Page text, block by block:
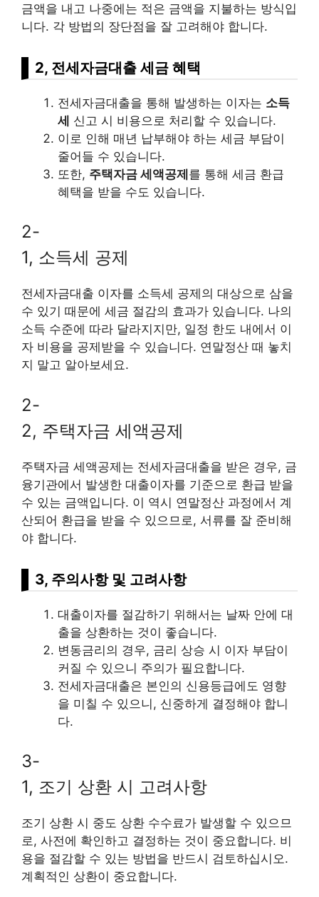
금액을 내고 나중에는 적은 금액을 지불하는 방식입
니다. 각 방법의 장단점을 잘 고려해야 합니다.
2, 전세자금대출 세금 혜택
전세자금대출을 통해 발생하는 이자는 소득
세 신고 시 비용으로 처리할 수 있습니다.
이로 인해 매년 납부해야 하는 세금 부담이
줄어들 수 있습니다.
또한, 주택자금 세액공제를 통해 세금 환급
혜택을 받을 수도 있습니다.
2-
1, 소득세 공제
전세자금대출 이자를 소득세 공제의 대상으로 삼을
수 있기 때문에 세금 절감의 효과가 있습니다. 나의
소득 수준에 따라 달라지지만, 일정 한도 내에서 이
자 비용을 공제받을 수 있습니다. 연말정산 때 놓치
지 말고 알아보세요.
2-
2, 주택자금 세액공제
주택자금 세액공제는 전세자금대출을 받은 경우, 금
융기관에서 발생한 대출이자를 기준으로 환급 받을
수 있는 금액입니다. 이 역시 연말정산 과정에서 계
산되어 환급을 받을 수 있으므로, 서류를 잘 준비해
야 합니다.
3, 주의사항 및 고려사항
대출이자를 절감하기 위해서는 날짜 안에 대
출을 상환하는 것이 좋습니다.
변동금리의 경우, 금리 상승 시 이자 부담이
커질 수 있으니 주의가 필요합니다.
전세자금대출은 본인의 신용등급에도 영향
을 미칠 수 있으니, 신중하게 결정해야 합니
다.
3-
1, 조기 상환 시 고려사항
조기 상환 시 중도 상환 수수료가 발생할 수 있으므
로, 사전에 확인하고 결정하는 것이 중요합니다. 비
용을 절감할 수 있는 방법을 반드시 검토하십시오.
계획적인 상환이 중요합니다.